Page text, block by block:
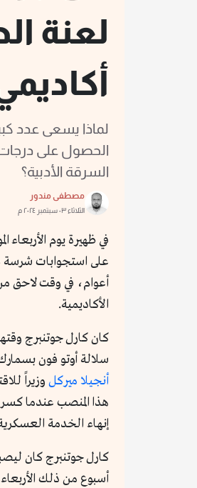
لعنة
لماذا يسعى عدد
الحصول على
السرقة الأدبية؟
مصطفى مندور
الثلاثاء ٠٣ سبتمبر ٢٠٢٤ م
على استجوابات شرسة
أعوام، في وقت لاحق
الأكاديمية.
سلالة أوتو فون بسمارك،
أنجيلا ميركل
هذا المنصب عندما كسر
إنهاء الخدمة
كارل جوتنبرج كان
أسبوع من ذلك